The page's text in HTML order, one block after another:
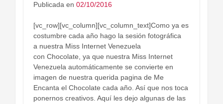
Publicada en 02/10/2016
[vc_row][vc_column][vc_column_text]Como ya es
costumbre cada año hago la sesión fotográfica
a nuestra Miss Internet Venezuela
con Chocolate, ya que nuestra Miss Internet
Venezuela automáticamente se convierte en
imagen de nuestra querida pagina de Me
Encanta el Chocolate cada año. Así que nos toca
ponernos creativos. Aquí les dejo algunas de las